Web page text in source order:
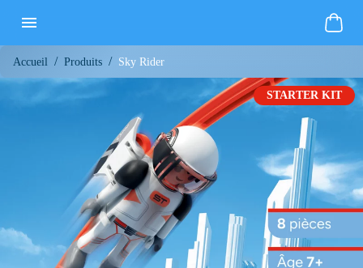
Accueil / Produits / Sky Rider
STARTER KIT